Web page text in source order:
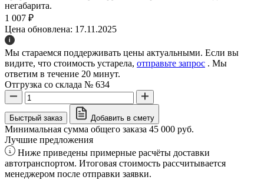
негабарита.
1 007 ₽
Цена обновлена: 17.11.2025
Мы стараемся поддерживать цены актуальными. Если вы
видите, что стоимость устарела, отправьте запрос . Мы
ответим в течение 20 минут.
Отгрузка со склада № 634
Быстрый заказ Добавить в смету
Минимальная сумма общего заказа 45 000 руб.
Лучшие предложения
Ниже приведены примерные расчёты доставки
автотранспортом. Итоговая стоимость рассчитывается
менеджером после отправки заявки.